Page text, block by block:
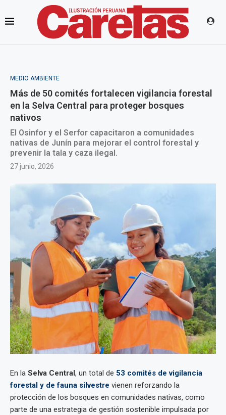
MEDIO AMBIENTE
Más de 50 comités fortalecen vigilancia forestal
en la Selva Central para proteger bosques
nativos
El Osinfor y el Serfor capacitaron a comunidades
nativas de Junín para mejorar el control forestal y
prevenir la tala y caza ilegal.
27 junio, 2026
En la Selva Central, un total de 53 comités de vigilancia
forestal y de fauna silvestre vienen reforzando la
protección de los bosques en comunidades nativas, como
parte de una estrategia de gestión sostenible impulsada por